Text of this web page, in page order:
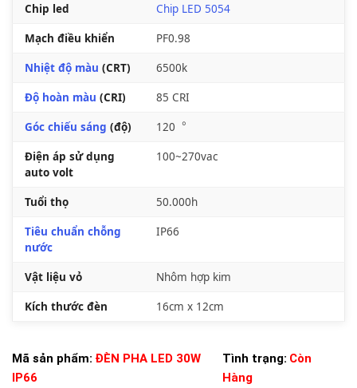
Chip led Chip LED 5054
Mạch điều khiển PF0.98
Nhiệt độ màu (CRT) 6500k
Độ hoàn màu (CRI) 85 CRI
Góc chiếu sáng (độ) 120︒
Điện áp sử dụng
auto volt
100~270vac
Tuổi thọ 50.000h
Tiêu chuẩn chỗng
nước
IP66
Vật liệu vỏ Nhôm hợp kim
Kích thước đèn 16cm x 12cm
Mã sản phẩm: ĐÈN PHA LED 30W
IP66
Tình trạng: Còn
Hàng